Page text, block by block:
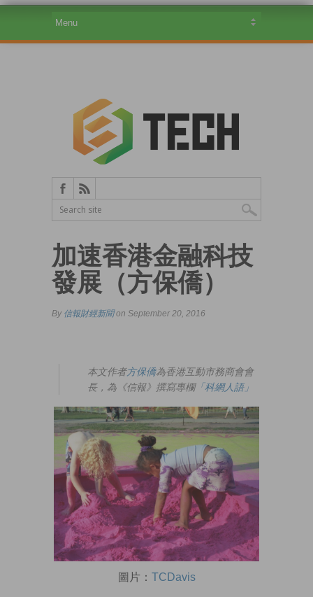
加速香港金融科技
發展（方保僑）
By 信報財經新聞on September 20, 2016
本文作者方保僑為香港互動市務商會會
長，為《信報》撰寫專欄「科網人語」
圖片： TCDavis